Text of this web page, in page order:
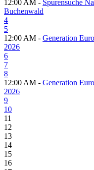
12:00 AM - Spurensuche
Buchenwald
4
5
12:00 AM - Generation
2026
6
7
8
12:00 AM - Generation
2026
9
10
11
12
13
14
15
16